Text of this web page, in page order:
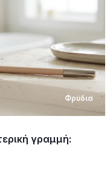
Φρύδια
γραμμή: